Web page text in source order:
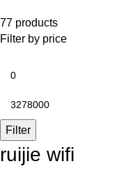
77 products
Filter by price
Filter
ruijie wifi